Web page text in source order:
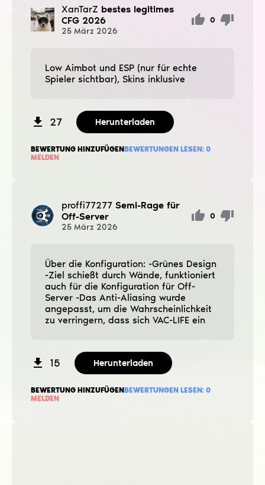
XanTarZ bestes legitimes
CFG 2026
25 März 2026
0
Low Aimbot und ESP (nur für echte
Spieler sichtbar), Skins inklusive
27 Herunterladen
BEWERTUNG HINZUFÜGENBEWERTUNGEN LESEN: 0
MELDEN
proffi77277 Semi-Rage für
Off-Server
25 März 2026
0
Über die Konfiguration: -Grünes Design
-Ziel schießt durch Wände, funktioniert
auch für die Konfiguration für Off-
Server -Das Anti-Aliasing wurde
angepasst, um die Wahrscheinlichkeit
zu verringern, dass sich VAC-LIFE ein
15 Herunterladen
BEWERTUNG HINZUFÜGENBEWERTUNGEN LESEN: 0
MELDEN